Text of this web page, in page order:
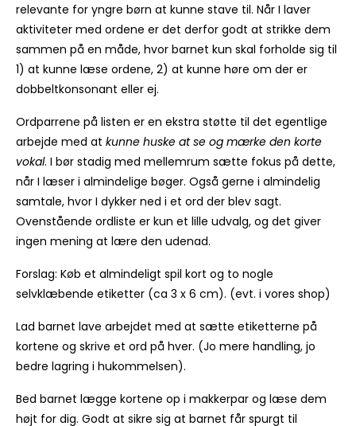
relevante for yngre børn at kunne stave til. Når I laver
aktiviteter med ordene er det derfor godt at strikke dem
sammen på en måde, hvor barnet kun skal forholde sig til
1) at kunne læse ordene, 2) at kunne høre om der er
dobbeltkonsonant eller ej.
Ordparrene på listen er en ekstra støtte til det egentlige
arbejde med at kunne huske at se og mærke den korte
vokal. I bør stadig med mellemrum sætte fokus på dette,
når I læser i almindelige bøger. Også gerne i almindelig
samtale, hvor I dykker ned i et ord der blev sagt.
Ovenstående ordliste er kun et lille udvalg, og det giver
ingen mening at lære den udenad.
Forslag: Køb et almindeligt spil kort og to nogle
selvklæbende etiketter (ca 3 x 6 cm). (evt. i vores shop)
Lad barnet lave arbejdet med at sætte etiketterne på
kortene og skrive et ord på hver. (Jo mere handling, jo
bedre lagring i hukommelsen).
Bed barnet lægge kortene op i makkerpar og læse dem
højt for dig. Godt at sikre sig at barnet får spurgt til